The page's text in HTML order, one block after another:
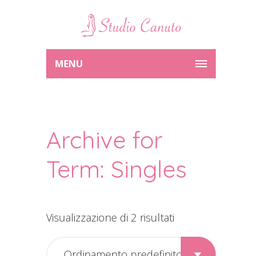
MENU
Archive for
Term: Singles
Visualizzazione di 2 risultati